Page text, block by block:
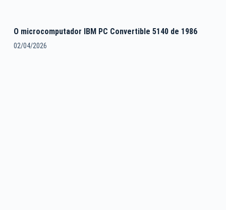
O microcomputador IBM PC Convertible 5140 de 1986
02/04/2026